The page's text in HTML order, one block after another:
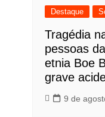
Destaque
Tragédia
pessoas
etnia Boe
grave
9 de